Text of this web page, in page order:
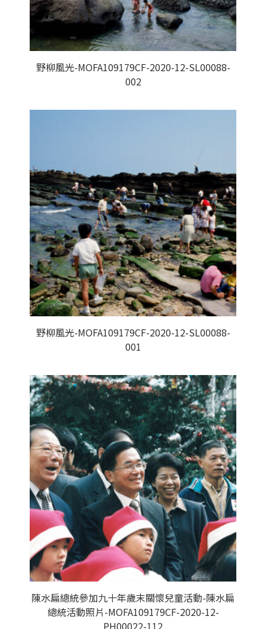
野柳風光-MOFA109179CF-2020-12-SL00088-
002
野柳風光-MOFA109179CF-2020-12-SL00088-
001
陳水扁總統參加九十年歲末關懷兒童活動-陳水扁
總統活動照片-MOFA109179CF-2020-12-
PH00022-112